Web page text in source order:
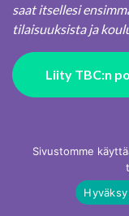
saat itsellesi
tilaisuuksista ja
Liity TBC:n
Sivustomme